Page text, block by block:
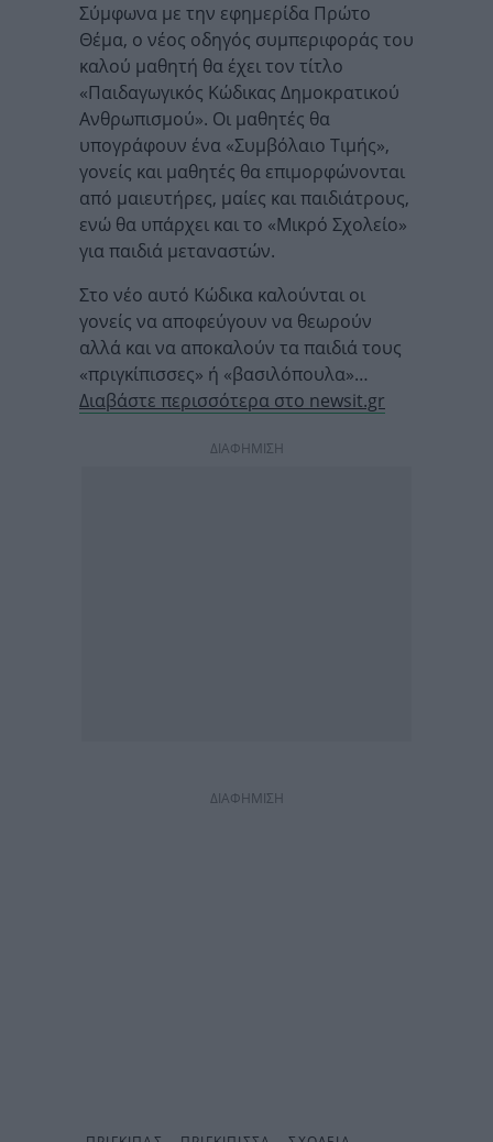
Σύμφωνα με την εφημερίδα Πρώτο
Θέμα, ο νέος οδηγός συμπεριφοράς του
καλού μαθητή θα έχει τον τίτλο
«Παιδαγωγικός Κώδικας Δημοκρατικού
Ανθρωπισμού». Οι μαθητές θα
υπογράφουν ένα «Συμβόλαιο Τιμής»,
γονείς και μαθητές θα επιμορφώνονται
από μαιευτήρες, μαίες και παιδιάτρους,
ενώ θα υπάρχει και το «Μικρό Σχολείο»
για παιδιά μεταναστών.
Στο νέο αυτό Κώδικα καλούνται οι
γονείς να αποφεύγουν να θεωρούν
αλλά και να αποκαλούν τα παιδιά τους
«πριγκίπισσες» ή «βασιλόπουλα»…
Διαβάστε περισσότερα στο newsit.gr
ΔΙΑΦΗΜΙΣΗ
ΔΙΑΦΗΜΙΣΗ